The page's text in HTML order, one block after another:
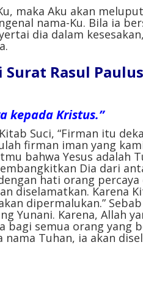
maka Aku akan
nama-Ku. Bila ia
dia dalam
Surat Rasul
kepada Kristus.”
Suci, “Firman itu
firman iman yang
bahwa Yesus adalah
Dia dari
hati orang
diselamatkan. Karena
dipermalukan.”
Yunani. Karena, Allah
bagi semua orang yang
Tuhan, ia akan